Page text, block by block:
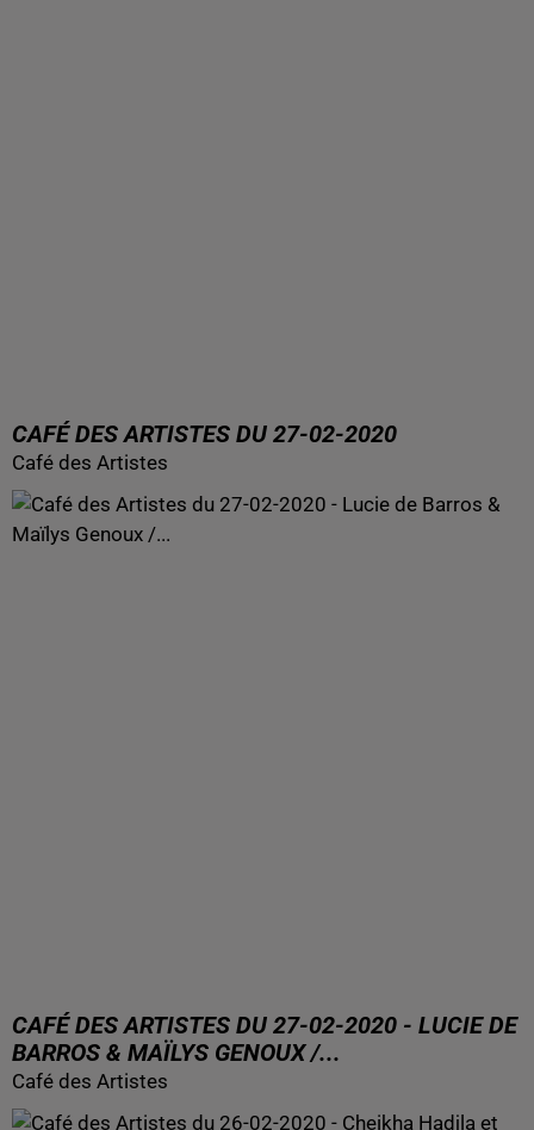
CAFÉ DES ARTISTES DU 27-02-2020
Café des Artistes
CAFÉ DES ARTISTES DU 27-02-2020 - LUCIE DE
BARROS & MAÏLYS GENOUX /...
Café des Artistes